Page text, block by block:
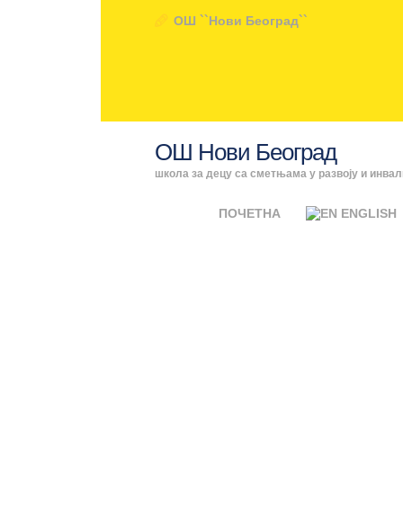
ОШ ``Нови Београд``
ОШ Нови Београд
школа за децу са сметњама у развоју и
ПОЧЕТНА ENGLISH